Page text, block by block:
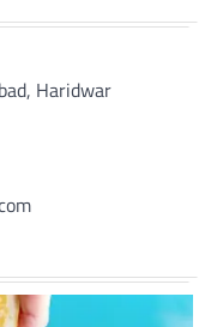
Haridwar